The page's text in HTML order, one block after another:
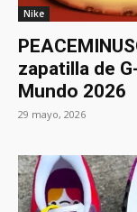
Nike
zapatilla de
Mundo 2026
29 mayo, 2026